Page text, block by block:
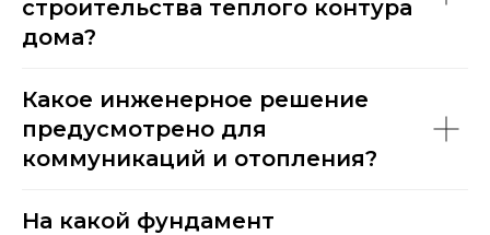
строительства теплого контура
дома?
Какое инженерное решение
предусмотрено для
коммуникаций и отопления?
На какой фундамент